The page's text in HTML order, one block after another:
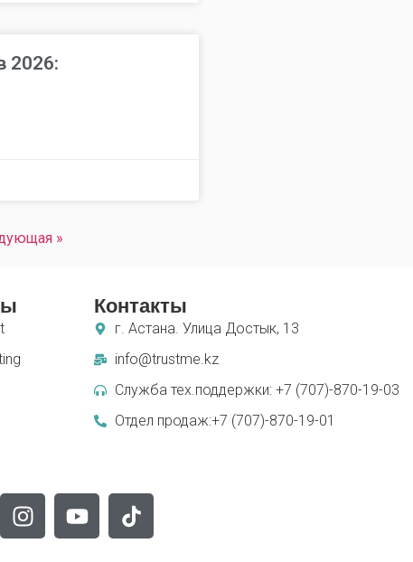
2026:
»
Контакты
г. Астана. Улица Достык, 13
info@trustme.kz
Служба тех.поддержки: +7 (707)-870-19-03
Отдел продаж:+7 (707)-870-19-01